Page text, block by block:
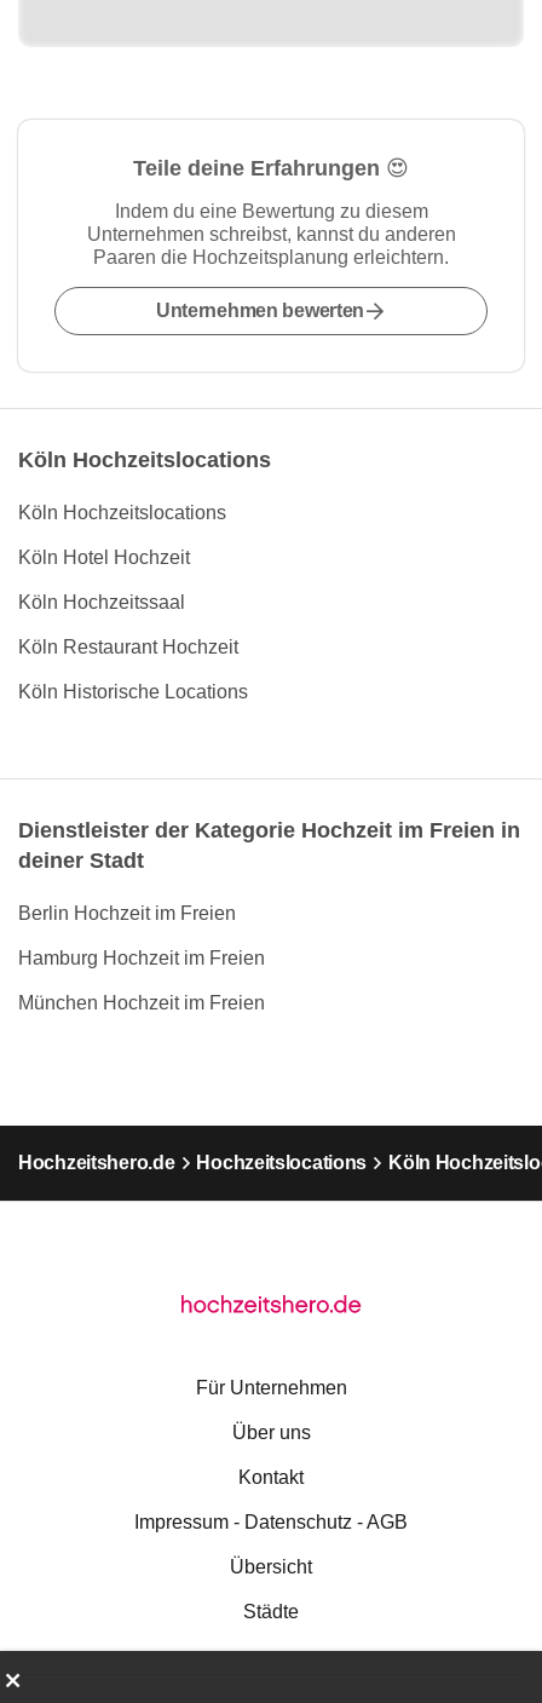
Teile deine Erfahrungen 😍
Indem du eine Bewertung zu diesem
Unternehmen schreibst, kannst du anderen
Paaren die Hochzeitsplanung erleichtern.
Unternehmen bewerten
Köln Hochzeitslocations
Köln Hochzeitslocations
Köln Hotel Hochzeit
Köln Hochzeitssaal
Köln Restaurant Hochzeit
Köln Historische Locations
Dienstleister der Kategorie Hochzeit im Freien in
deiner Stadt
Berlin Hochzeit im Freien
Hamburg Hochzeit im Freien
München Hochzeit im Freien
Hochzeitshero.de Hochzeitslocations Köln
Für Unternehmen
Über uns
Kontakt
Impressum - Datenschutz - AGB
Übersicht
Städte